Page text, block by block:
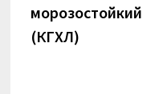
морозостойкий
(КГХЛ)